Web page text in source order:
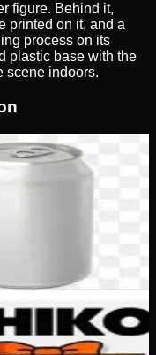
figure. Behind it,
printed on it, and a
process on its
plastic base with the
scene indoors.